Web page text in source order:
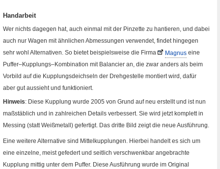
Handarbeit
Wer nichts dagegen hat, auch einmal mit der Pinzette zu hantieren, und dabei
auch nur Wagen mit ähnlichen Abmessungen verwendet, findet hingegen
sehr wohl Alternativen. So bietet beispielsweise die Firma
Fremde Seite
Magnus eine
Puffer–Kupplungs–Kombination mit Balancier an, die zwar anders als beim
Vorbild auf die Kupplungsdeichseln der Drehgestelle montiert wird, dafür
aber gut aussieht und funktioniert.
Hinweis: Diese Kupplung wurde 2005 von Grund auf neu erstellt und ist nun
maßstäblich und in zahlreichen Details verbessert. Sie wird jetzt komplett in
Messing (statt Weißmetall) gefertigt. Das dritte Bild zeigt die neue Ausführung.
Eine weitere Alternative sind Mittelkupplungen. Hierbei handelt es sich um
eine einzelne, meist gefedert und seitlich verschwenkbar angebrachte
Kupplung mittig unter dem Puffer. Diese Ausführung wurde im Original